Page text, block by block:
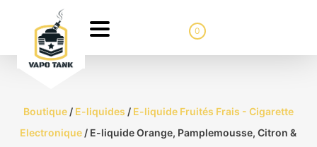
0
Boutique/ E-liquides / E-liquide Fruités Frais - Cigarette
Electronique / E-liquide Orange, Pamplemousse, Citron &